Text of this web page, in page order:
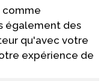
comme
également des
qu'avec votre
expérience de